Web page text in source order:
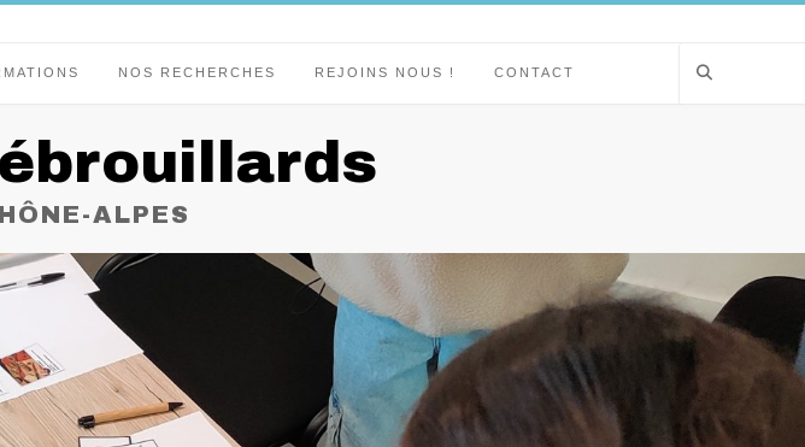
NOS RECHERCHES REJOINS NOUS ! CONTACT
ALPES